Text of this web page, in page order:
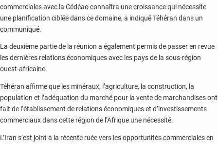
commerciales avec la Cédéao connaîtra une croissance qui nécessite
une planification ciblée dans ce domaine, a indiqué Téhéran dans un
communiqué.
La deuxième partie de la réunion a également permis de passer en revue
les dernières relations économiques avec les pays de la sous-région
ouest-africaine.
Téhéran affirme que les minéraux, l’agriculture, la construction, la
population et l’adéquation du marché pour la vente de marchandises ont
fait de l’établissement de relations économiques et d’investissements
commerciaux dans cette région de l’Afrique une nécessité.
L’Iran s’est joint à la récente ruée vers les opportunités commerciales en